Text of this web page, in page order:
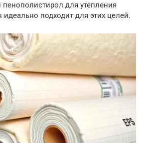
для утепления
идеально подходит для этих целей.